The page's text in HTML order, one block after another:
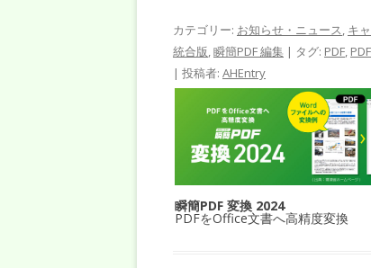
カテゴリー: お知らせ・ニュース, キ
統合版,瞬簡PDF 編集 | タグ: PDF,
| 投稿者: AHEntry
瞬簡PDF 変換 2024
PDFをOffice文書へ高精度変換